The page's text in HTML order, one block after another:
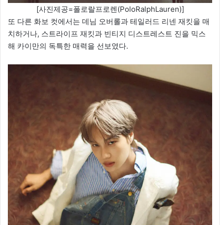
[사진제공=폴로랄프로렌(PoloRalphLauren)]
또 다른 화보 컷에서는 데님 오버롤과 테일러드 리넨 재킷을 매
치하거나, 스트라이프 재킷과 빈티지 디스트레스트 진을 믹스
해 카이만의 독특한 매력을 선보였다.